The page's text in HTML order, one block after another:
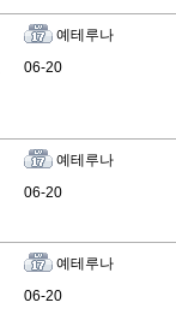
예테루나
06-20
예테루나
06-20
예테루나
06-20